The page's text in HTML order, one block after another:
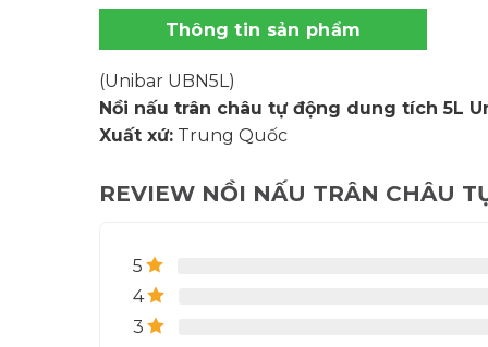
Thông tin sản phẩm
(Unibar UBN5L)
Nồi nấu trân châu tự động dung tích 5L
Xuất xứ:Trung Quốc
REVIEW NỒI NẤU TRÂN CHÂU
5
4
3